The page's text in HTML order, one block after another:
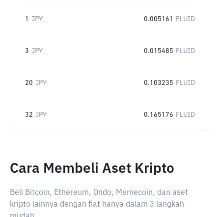
1 JPY 0.005161 FLUID
3 JPY 0.015485 FLUID
20 JPY 0.103235 FLUID
32 JPY 0.165176 FLUID
Cara Membeli Aset Kripto
Beli Bitcoin, Ethereum, Ondo, Memecoin, dan aset
kripto lainnya dengan fiat hanya dalam 3 langkah